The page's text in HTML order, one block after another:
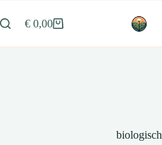
naar
de
Winkelwagen
€ 0,00
biologisch